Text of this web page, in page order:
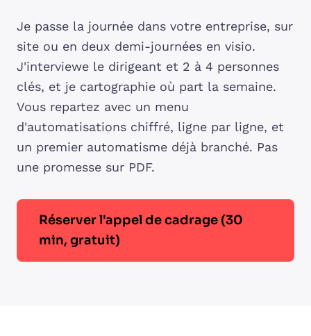
Je passe la journée dans votre entreprise, sur
site ou en deux demi-journées en visio.
J'interviewe le dirigeant et 2 à 4 personnes
clés, et je cartographie où part la semaine.
Vous repartez avec un menu
d'automatisations chiffré, ligne par ligne, et
un premier automatisme déjà branché. Pas
une promesse sur PDF.
Réserver l'appel de cadrage (30
min, gratuit)